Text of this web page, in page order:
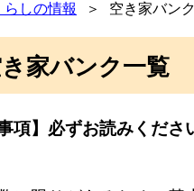
らしの情報 空き家バン
家バンク一覧
項】必ずお読みくださ